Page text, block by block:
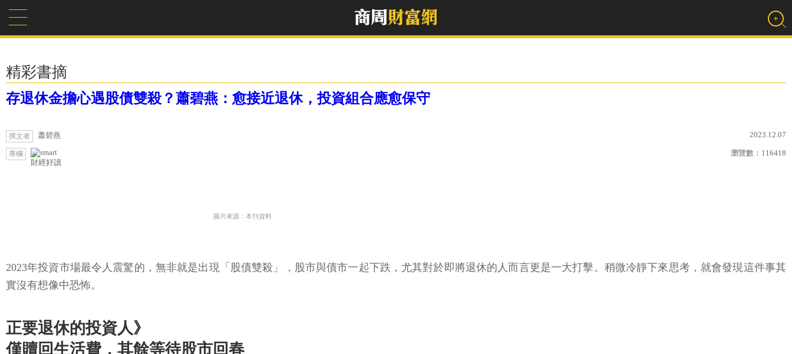
精彩書摘
存退休金擔心遇股債雙殺？蕭碧燕：愈接近退休，投資組合應愈保守
撰文者 蕭碧燕 2023.12.07
專欄
財經好讀
瀏覽數： 116418
圖片來源：本刊資料
2023年投資市場最令人震驚的，無非就是出現「股債雙殺」，股市與債市一起下跌，尤其對於即將退休的人而言更是一大打擊。稍微冷靜下來思考，就會發現這件事其
實沒有想像中恐怖。
正要退休的投資人》
僅贖回生活費，其餘等待股市回春